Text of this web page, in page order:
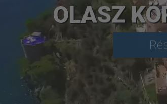
OLASZ